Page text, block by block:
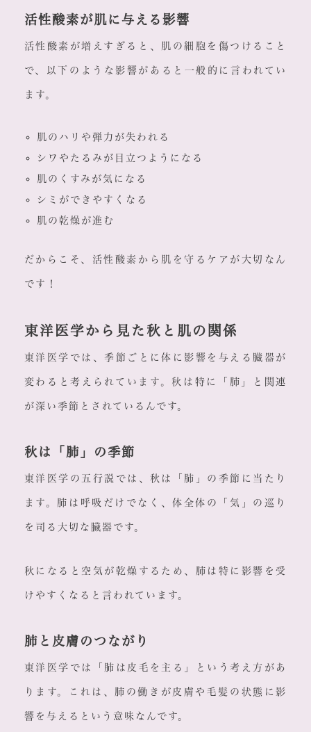
活性酸素が肌に与える影響
活性酸素が増えすぎると、肌の細胞を傷つけること
で、以下のような影響があると一般的に言われてい
ます。
肌のハリや弾力が失われる
シワやたるみが目立つようになる
肌のくすみが気になる
シミができやすくなる
肌の乾燥が進む
だからこそ、活性酸素から肌を守るケアが大切なん
です！
東洋医学から見た秋と肌の関係
東洋医学では、季節ごとに体に影響を与える臓器が
変わると考えられています。秋は特に「肺」と関連
が深い季節とされているんです。
秋は「肺」の季節
東洋医学の五行説では、秋は「肺」の季節に当たり
ます。肺は呼吸だけでなく、体全体の「気」の巡り
を司る大切な臓器です。
秋になると空気が乾燥するため、肺は特に影響を受
けやすくなると言われています。
肺と皮膚のつながり
東洋医学では「肺は皮毛を主る」という考え方があ
ります。これは、肺の働きが皮膚や毛髪の状態に影
響を与えるという意味なんです。